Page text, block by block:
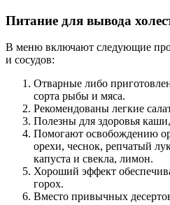
Питание для вывода
В меню включают следующие
и сосудов:
Отварные либо
сорта рыбы и мяса.
Рекомендованы легкие
Полезны для здоровья
Помогают освобождению
орехи, чеснок, репчатый
капуста и свекла, лимон.
Хороший эффект
горох.
Вместо привычных